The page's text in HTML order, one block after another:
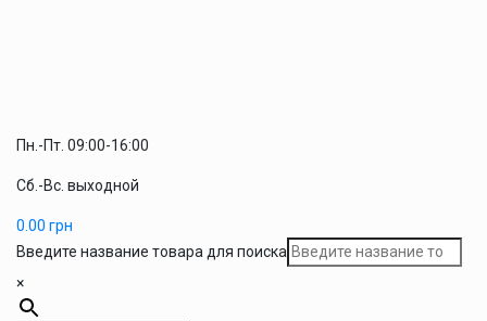
Пн.-Пт. 09:00-16:00
Сб.-Вс. выходной
0.00 грн
Введите название товара для поиска
×